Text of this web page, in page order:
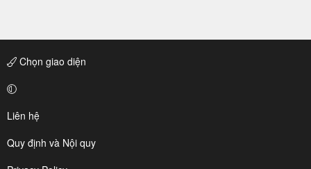
Chọn giao diện
Liên hệ
Quy định và Nội quy